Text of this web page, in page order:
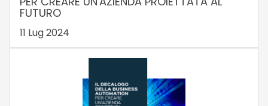
FUTURO
11 Lug 2024